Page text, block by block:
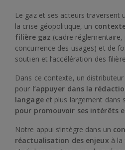
Le gaz et ses acteurs traversent
la crise géopolitique, un
filière gaz (cadre
concurrence des usages) et de
soutien et l’accélération des
Dans ce contexte, un
pour l’appuyer dans la
langageet plus largement dans
pour promouvoir ses intérêts
Notre appui s’intègre dans un
réactualisation des enjeux à